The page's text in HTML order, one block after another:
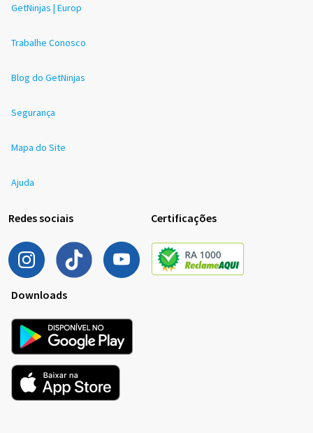
GetNinjas | Europ
Trabalhe Conosco
Blog do GetNinjas
Segurança
Mapa do Site
Ajuda
Redes sociais Certificações
Downloads